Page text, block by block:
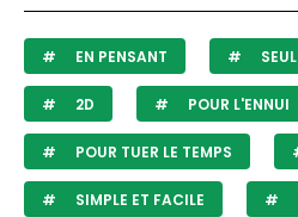
EN PENSANT SEUL
2D POUR L'ENNUI
POUR TUER LE TEMPS
SIMPLE ET FACILE